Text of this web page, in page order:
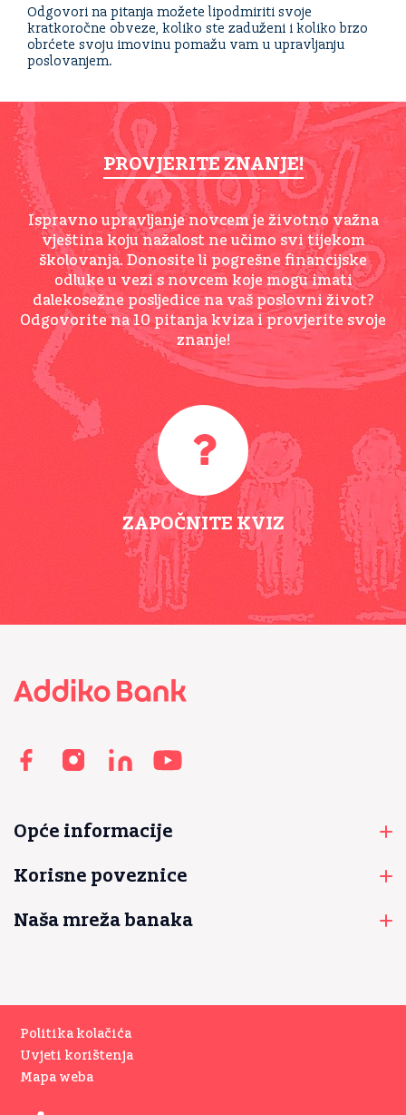
Odgovori na pitanja možete lipodmiriti svoje
kratkoročne obveze, koliko ste zaduženi i koliko brzo
obrćete svoju imovinu pomažu vam u upravljanju
poslovanjem.
PROVJERITE ZNANJE!
Ispravno upravljanje novcem je životno važna
vještina koju nažalost ne učimo svi tijekom
školovanja. Donosite li pogrešne financijske
odluke u vezi s novcem koje mogu imati
dalekosežne posljedice na vaš poslovni život?
Odgovorite na 10 pitanja kviza i provjerite svoje
znanje!
ZAPOČNITE KVIZ
Footer
Opće informacije
Korisne poveznice
Naša mreža banaka
Politika kolačića
Uvjeti korištenja
Mapa weba